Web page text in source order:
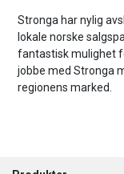
Stronga har nylig
lokale norske
fantastisk mulighet
jobbe med Stronga
regionens marked.